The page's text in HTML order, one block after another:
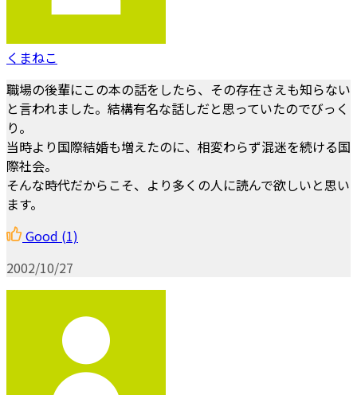
くまねこ
職場の後輩にこの本の話をしたら、その存在さえも知らない
と言われました。結構有名な話しだと思っていたのでびっく
り。
当時より国際結婚も増えたのに、相変わらず混迷を続ける国
際社会。
そんな時代だからこそ、より多くの人に読んで欲しいと思い
ます。
Good (1)
2002/10/27